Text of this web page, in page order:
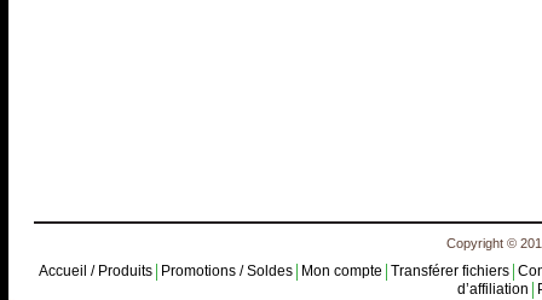
Copyright ©
Accueil / Produits Promotions / Soldes Mon compte Transférer fichiers
d’affiliation